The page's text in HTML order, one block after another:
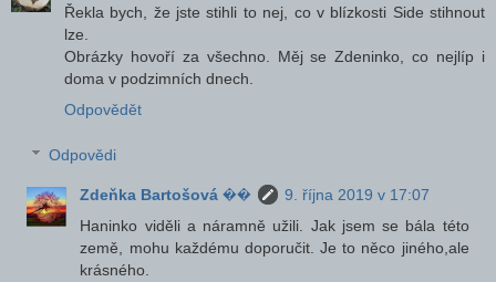
Řekla bych, že jste stihli to nej, co v blízkosti Side stihnout
lze.
Obrázky hovoří za všechno. Měj se Zdeninko, co nejlíp i
doma v podzimních dnech.
Odpovědět
Odpovědi
Zdeňka Bartošová ��
9. října 2019 v 17:07
Haninko viděli a náramně užili. Jak jsem se bála této
země, mohu každému doporučit. Je to něco jiného,ale
krásného.